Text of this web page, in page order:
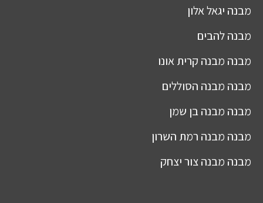
מבנה יגאל אלון
מבנהלהבים
מבנה מבנה קרית אונו
מבנה מבנה הסוללים
מבנה מבנה בן שמן
מבנה מבנה רמת השרון
מבנה מבנה צור יצחק